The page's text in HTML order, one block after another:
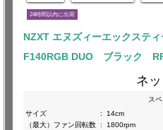
24時間以内に出荷
NZXT エヌズィーエックスティ
F140RGB DUO ブラック
ネッ
ス
サイズ
:
14cm
（最大）ファン回転数 :
1800rpm